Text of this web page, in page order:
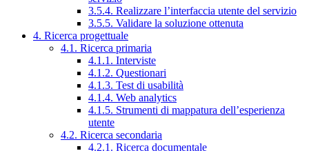
3.5.4. Realizzare l’interfaccia utente del servizio
3.5.5. Validare la soluzione ottenuta
4. Ricerca progettuale
4.1. Ricerca primaria
4.1.1. Interviste
4.1.2. Questionari
4.1.3. Test di usabilità
4.1.4. Web analytics
4.1.5. Strumenti di mappatura dell’esperienza
utente
4.2. Ricerca secondaria
4.2.1. Ricerca documentale